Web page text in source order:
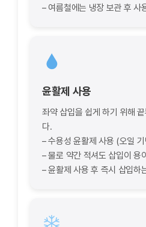
– 여름철에는 냉장 보관 후 사
윤활제 사용
좌약 삽입을 쉽게 하기 위해
다.
– 수용성 윤활제 사용 (오일
– 물로 약간 적셔도 삽입이 용
– 윤활제 사용 후 즉시 삽입하